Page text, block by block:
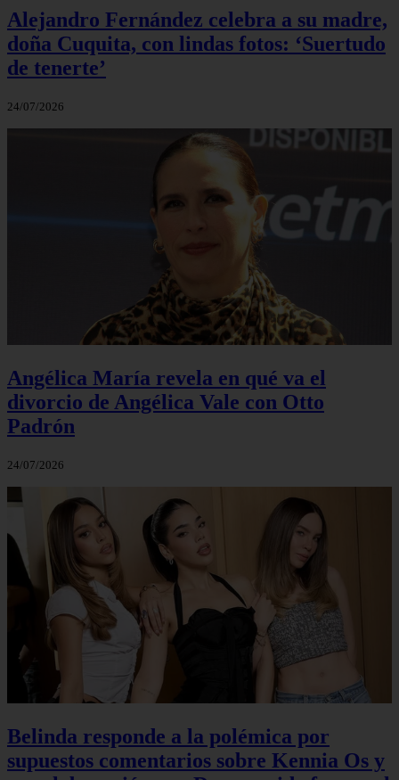
Alejandro Fernández celebra a su madre,
doña Cuquita, con lindas fotos: ‘Suertudo
de tenerte’
24/07/2026
Angélica María revela en qué va el
divorcio de Angélica Vale con Otto
Padrón
24/07/2026
Belinda responde a la polémica por
supuestos comentarios sobre Kennia Os y